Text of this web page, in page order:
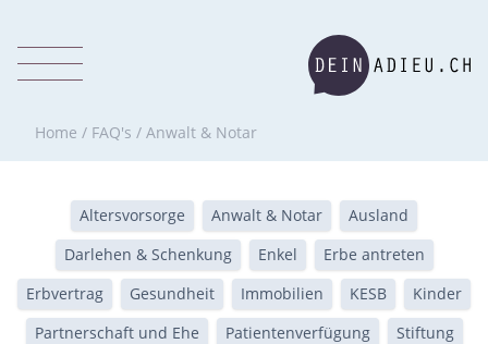
Home / FAQ's / Anwalt & Notar
Altersvorsorge Anwalt & Notar
Ausland
Darlehen & Schenkung
Enkel
Erbe antreten
Erbvertrag
Gesundheit Immobilien KESB
Kinder
Partnerschaft und Ehe
Patientenverfügung
Stiftung